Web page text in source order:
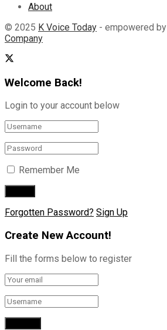
About
© 2025 K Voice Today - empowered by
Company
Welcome Back!
Login to your account below
Remember Me
Forgotten Password? Sign Up
Create New Account!
Fill the forms below to register